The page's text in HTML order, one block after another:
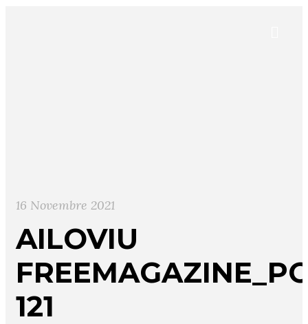
16 Novembre 2021
AILOVIU
121